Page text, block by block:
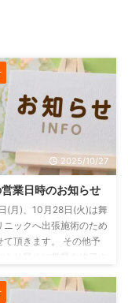
2025/10/27
業日時のお知らせ
(月)、10月28日(火)は舞
ニックへ出張施術のため
て頂きます。 その他予
方はお早めにご連絡をお